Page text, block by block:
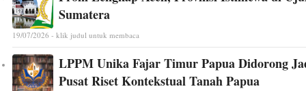
Sumatera
19/07/2026 - klik judul untuk membaca
LPPM Unika Fajar Timur Papua Didorong
Pusat Riset Kontekstual Tanah Papua